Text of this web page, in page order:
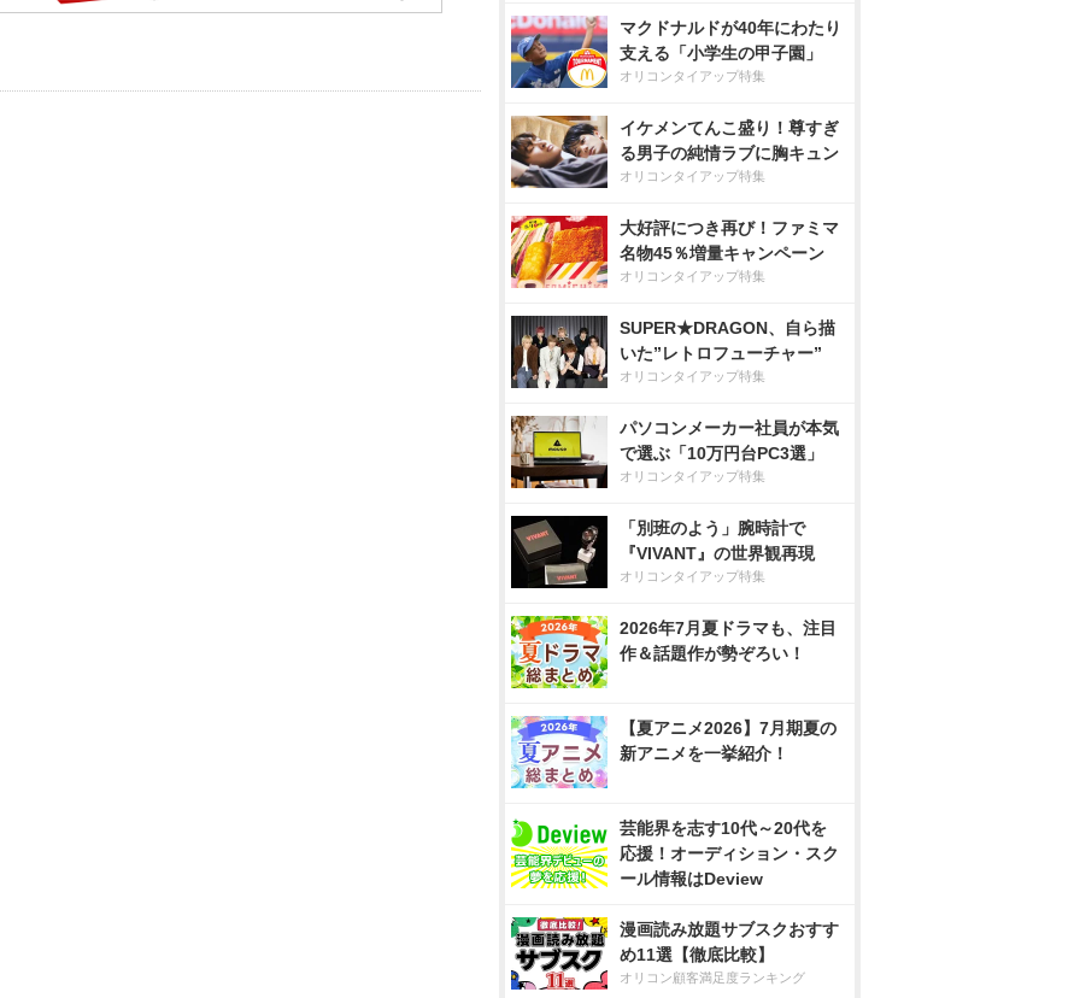
マクドナルドが40年にわたり
支える「小学生の甲子園」
オリコンタイアップ特集
イケメンてんこ盛り！尊すぎ
る男子の純情ラブに胸キュン
オリコンタイアップ特集
大好評につき再び！ファミマ
名物45％増量キャンペーン
オリコンタイアップ特集
SUPER★DRAGON、自ら描
いた”レトロフューチャー”
オリコンタイアップ特集
パソコンメーカー社員が本気
で選ぶ「10万円台PC3選」
オリコンタイアップ特集
「別班のよう」腕時計で
『VIVANT』の世界観再現
オリコンタイアップ特集
2026年7月夏ドラマも、注目
作＆話題作が勢ぞろい！
【夏アニメ2026】7月期夏の
新アニメを一挙紹介！
芸能界を志す10代～20代を
応援！オーディション・スク
ール情報はDeview
漫画読み放題サブスクおすす
め11選【徹底比較】
オリコン顧客満足度ランキング